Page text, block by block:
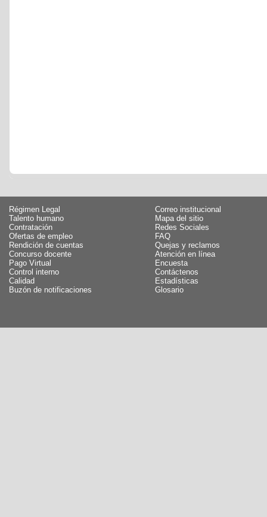
Régimen Legal
Talento humano
Contratación
Ofertas de empleo
Rendición de cuentas
Concurso docente
Pago Virtual
Control interno
Calidad
Buzón de notificaciones
Correo institucional
Mapa del sitio
Redes Sociales
FAQ
Quejas y reclamos
Atención en línea
Encuesta
Contáctenos
Estadísticas
Glosario